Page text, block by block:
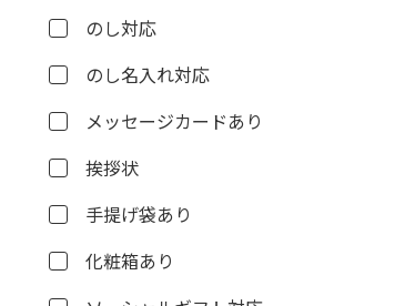
のし対応
のし名入れ対応
メッセージカードあり
挨拶状
手提げ袋あり
化粧箱あり